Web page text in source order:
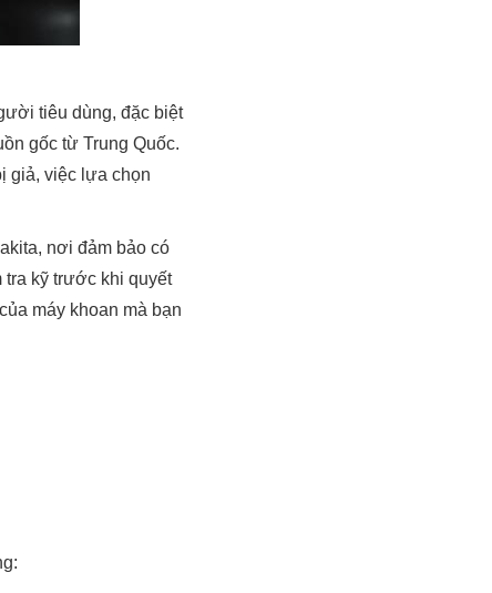
tiêu dùng, đặc biệt
gốc từ Trung Quốc.
giả, việc lựa chọn
nơi đảm bảo có
tra kỹ trước khi quyết
máy khoan mà bạn